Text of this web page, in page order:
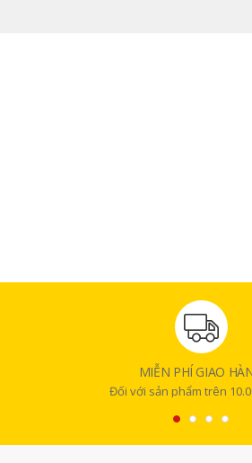
MIỄN PHÍ GIAO
Đối với sản phẩm trên